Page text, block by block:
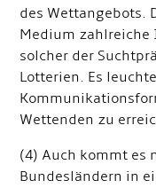
des Wettangebots.
Medium
solcher der
Lotterien. Es
Wettenden zu
(4) Auch kommt es
Bundesländern in